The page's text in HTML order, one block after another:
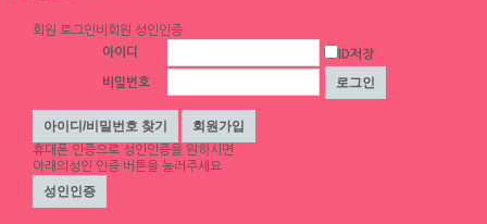
회원 로그인비회원 성인인증
아이디
ID저장
비밀번호
휴대폰 인증으로 성인인증을 원하시면
아래의성인 인증 버튼을 눌러주세요
4890700667 ｜2022부산강서구0746｜J1203020170002
■■■ ■ ■■■ 고 객 센 터 ■■■ ■
☎1668-3688
Copyright ⓒ IZAll Rights Reserved